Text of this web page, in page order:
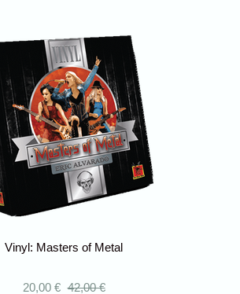
Vinyl: Masters of Metal
20,00 € 42,00 €